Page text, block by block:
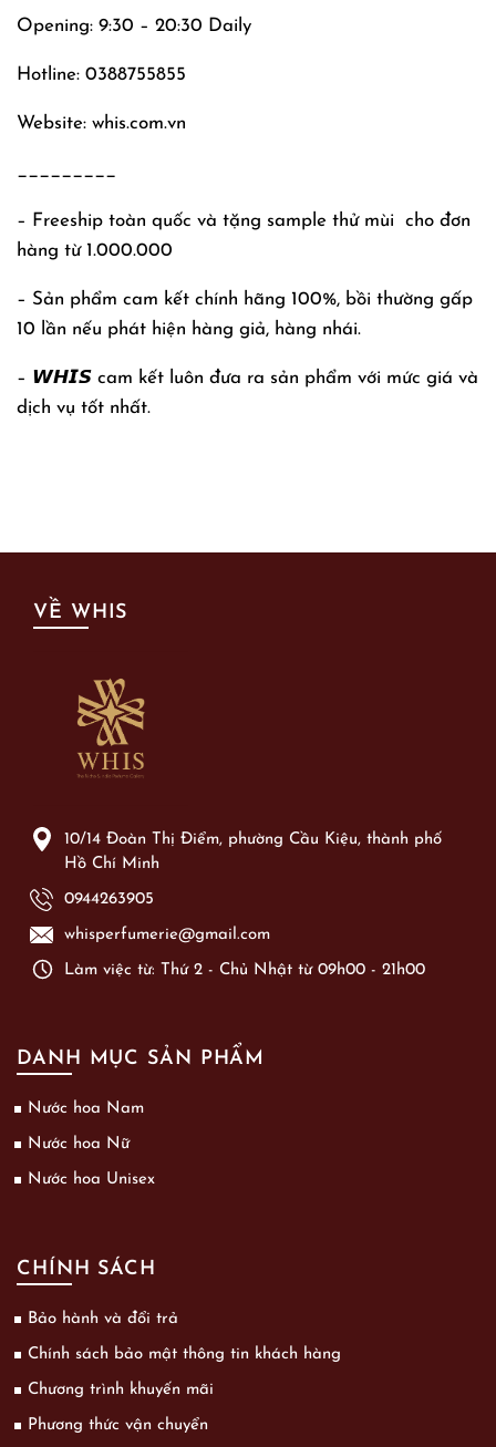
Opening: 9:30 – 20:30 Daily
Hotline: 0388755855
Website: whis.com.vn
_________
– Freeship toàn quốc và tặng sample thử mùi
cho đơn
hàng từ 1.000.000
– Sản phẩm cam kết chính hãng 100%, bồi thường gấp
10 lần nếu phát hiện hàng giả, hàng nhái.
– 𝙒𝙃𝙄𝙎 cam kết luôn đưa ra sản phẩm với mức giá và
dịch vụ tốt nhất.
VỀ WHIS
10/14 Đoàn Thị Điểm, phường Cầu Kiệu, thành phố
Hồ Chí Minh
0944263905
whisperfumerie@gmail.com
Làm việc từ: Thứ 2 - Chủ Nhật từ 09h00 - 21h00
DANH MỤC SẢN PHẨM
Nước hoa Nam
Nước hoa Nữ
Nước hoa Unisex
CHÍNH SÁCH
Bảo hành và đổi trả
Chính sách bảo mật thông tin khách hàng
Chương trình khuyến mãi
Phương thức vận chuyển